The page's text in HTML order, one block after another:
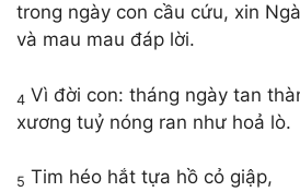
trong ngày con cầu cứu, xin
và mau mau đáp lời.
4 Vì đời con: tháng ngày tan
xương tuỷ nóng ran như hoả lò.
5 Tim héo hắt tựa hồ cỏ giập,